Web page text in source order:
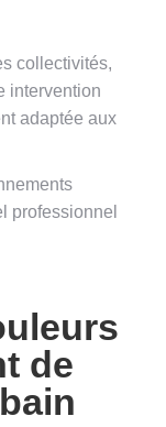
collectivités,
intervention
adaptée aux
professionnel
de